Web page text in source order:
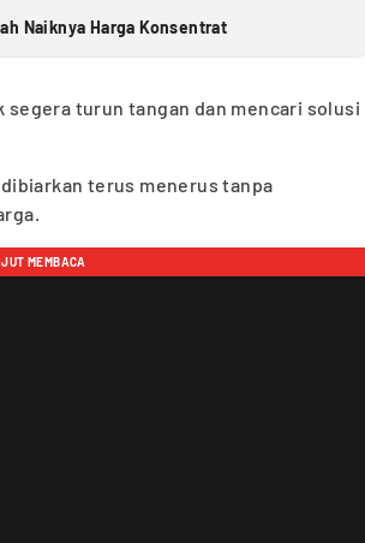
Naiknya Harga Konsentrat
segera turun tangan dan mencari solusi
terus menerus tanpa